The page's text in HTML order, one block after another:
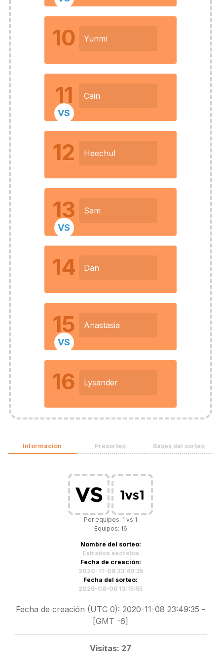
10 Yunmi
11 Cain
VS
12 Heechul
13 Sam
VS
14 Dan
15 Anastasia
VS
16 Lysander
Información Presorteo Bases del sorteo
Por equipos: 1 vs 1
Equipos: 16
Nombre del sorteo:
Extraños secretos
Fecha de creación:
2020-11-08 23:49:35
Fecha del sorteo:
2026-08-06 13:15:55
Fecha de creación (UTC 0): 2020-11-08 23:49:35 -
[GMT -6]
Visitas: 27